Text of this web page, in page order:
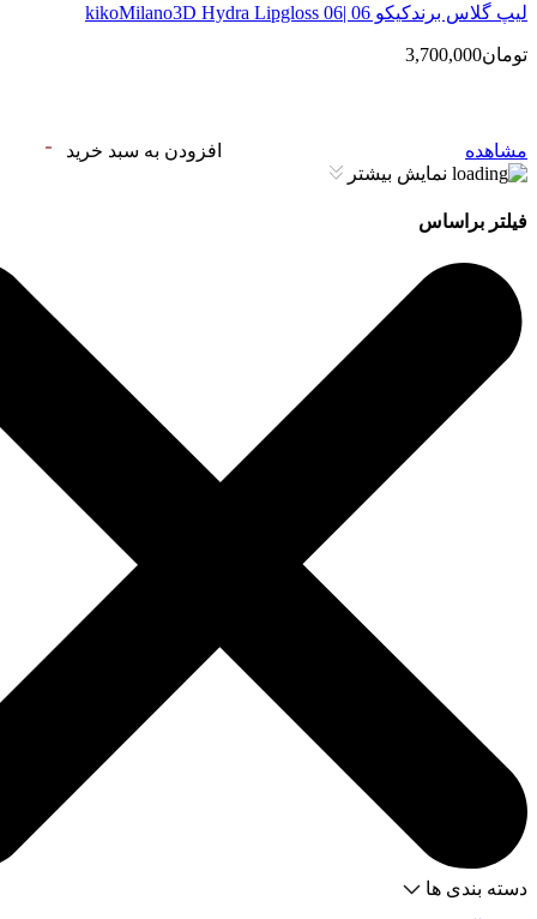
لیپ گلاس‌ برندکیکو 06 |kikoMilano3D Hydra Lipgloss 06
تومان3,700,000
مشاهده
افزودن به سبد خرید
نمایش بیشتر
فیلتر براساس
دسته بندی ها